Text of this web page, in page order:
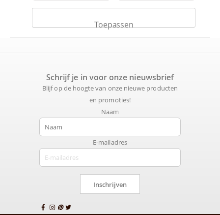
Toepassen
Schrijf je in voor onze nieuwsbrief
Blijf op de hoogte van onze nieuwe producten
en promoties!
Naam
E-mailadres
Inschrijven